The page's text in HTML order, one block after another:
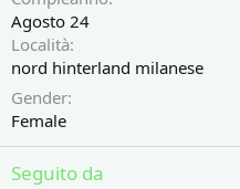
Agosto 24
Località
nord hinterland milanese
Gender
Female
Seguito da